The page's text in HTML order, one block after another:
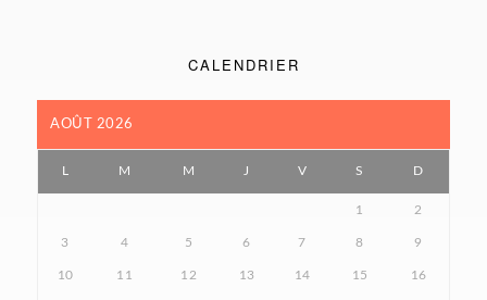
CALENDRIER
AOÛT 2026
L M M J V S D
1 2
3 4 5 6 7 8 9
10 11 12 13 14 15 16